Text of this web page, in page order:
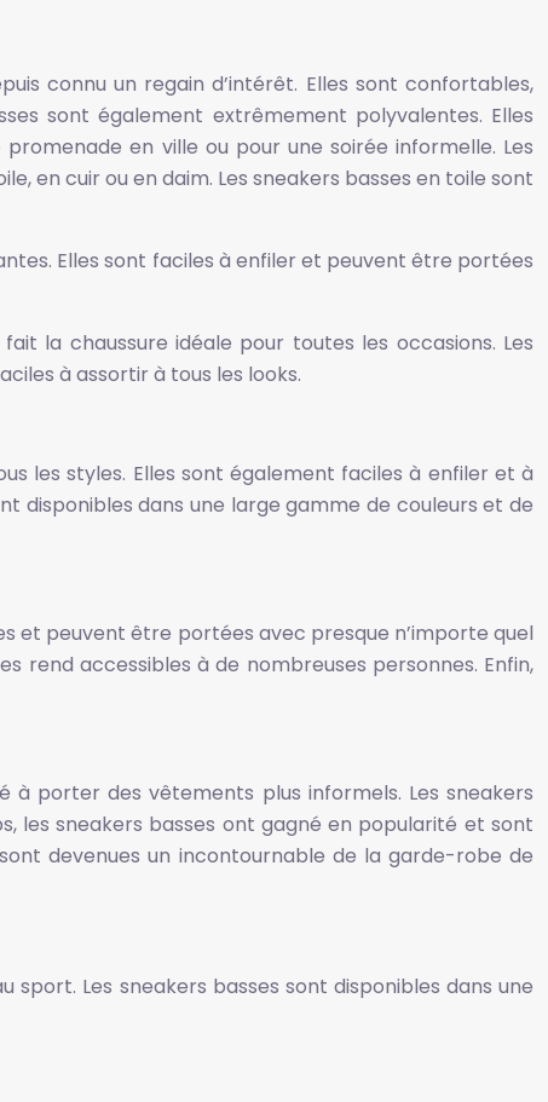
connu un regain d’intérêt. Elles sont confortables,
sont également extrêmement polyvalentes. Elles
en ville ou pour une soirée informelle. Les
en cuir ou en daim. Les sneakers basses en toile sont
Elles sont faciles à enfiler et peuvent être portées
la chaussure idéale pour toutes les occasions. Les
à assortir à tous les looks.
les styles. Elles sont également faciles à enfiler et à
disponibles dans une large gamme de couleurs et de
et peuvent être portées avec presque n’importe quel
rend accessibles à de nombreuses personnes. Enfin,
à porter des vêtements plus informels. Les sneakers
les sneakers basses ont gagné en popularité et sont
devenues un incontournable de la garde-robe de
Les sneakers basses sont disponibles dans une